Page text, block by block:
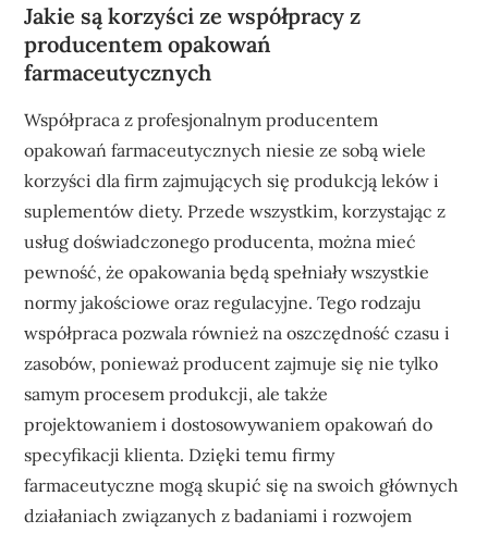
Jakie są korzyści ze współpracy z
producentem opakowań
farmaceutycznych
Współpraca z profesjonalnym producentem
opakowań farmaceutycznych niesie ze sobą wiele
korzyści dla firm zajmujących się produkcją leków i
suplementów diety. Przede wszystkim, korzystając z
usług doświadczonego producenta, można mieć
pewność, że opakowania będą spełniały wszystkie
normy jakościowe oraz regulacyjne. Tego rodzaju
współpraca pozwala również na oszczędność czasu i
zasobów, ponieważ producent zajmuje się nie tylko
samym procesem produkcji, ale także
projektowaniem i dostosowywaniem opakowań do
specyfikacji klienta. Dzięki temu firmy
farmaceutyczne mogą skupić się na swoich głównych
działaniach związanych z badaniami i rozwojem